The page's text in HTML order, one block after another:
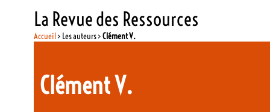
La Revue des Ressources
Accueil> Les auteurs >Clément V.
Clément V.